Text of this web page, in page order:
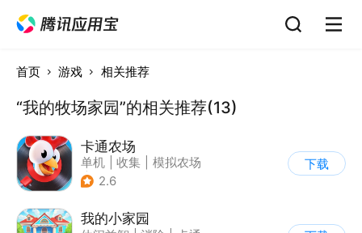
首页 游戏 相关推荐
“我的牧场家园”的相关推荐(13)
卡通农场
单机 收集
模拟农场
| 卡通
2.6
下载
我的小家园